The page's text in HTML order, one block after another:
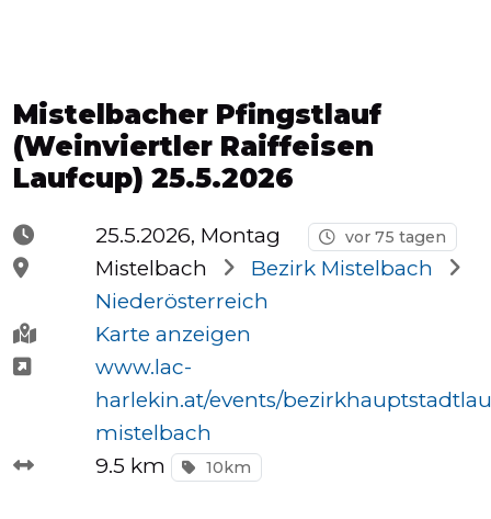
Wien
Virtuelle
Läufe
Kinder
events
Mistelbacher Pfingstlauf
(Weinviertler Raiffeisen
Laufcup) 25.5.2026
25.5.2026, Montag vor 75 tagen
Mistelbach
Bezirk Mistelbach
Niederösterreich
Karte anzeigen
www.lac-
harlekin.at/events/
mistelbach
9.5 km
10km